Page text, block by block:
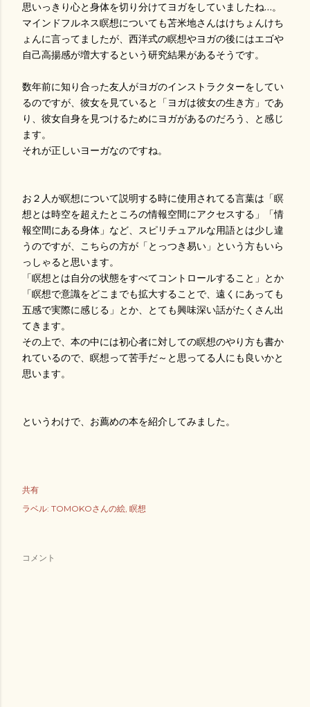
思いっきり心と身体を切り分けてヨガをしていましたね…。
マインドフルネス瞑想についても苫米地さんはけちょんけち
ょんに言ってましたが、西洋式の瞑想やヨガの後にはエゴや
自己高揚感が増大するという研究結果があるそうです。
数年前に知り合った友人がヨガのインストラクターをしてい
るのですが、彼女を見ていると「ヨガは彼女の生き方」であ
り、彼女自身を見つけるためにヨガがあるのだろう、と感じ
ます。
それが正しいヨーガなのですね。
お２人が瞑想について説明する時に使用されてる言葉は「瞑
想とは時空を超えたところの情報空間にアクセスする」「情
報空間にある身体」など、スピリチュアルな用語とは少し違
うのですが、こちらの方が「とっつき易い」という方もいら
っしゃると思います。
「瞑想とは自分の状態をすべてコントロールすること」とか
「瞑想で意識をどこまでも拡大することで、遠くにあっても
五感で実際に感じる」とか、とても興味深い話がたくさん出
てきます。
その上で、本の中には初心者に対しての瞑想のやり方も書か
れているので、瞑想って苦手だ～と思ってる人にも良いかと
思います。
というわけで、お薦めの本を紹介してみました。
共有
ラベル: TOMOKOさんの絵 瞑想
コメント